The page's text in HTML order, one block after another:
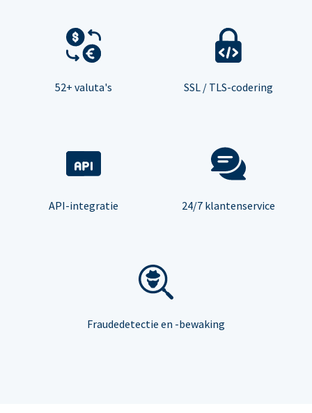
52+ valuta's SSL / TLS-codering
API-integratie 24/7 klantenservice
Fraudedetectie en -bewaking